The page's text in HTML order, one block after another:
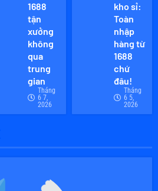
1688
tận
xưởng
không
qua
trung
gian
Tháng
6 7,
2026
kho sỉ:
Toàn
nhập
hàng từ
1688
chứ
đâu!
Tháng
6 5,
2026